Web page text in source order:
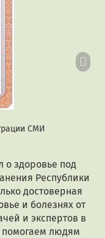
СМИ
о здоровье под
Республики
достоверная
и болезнях от
и экспертов в
помогаем людям